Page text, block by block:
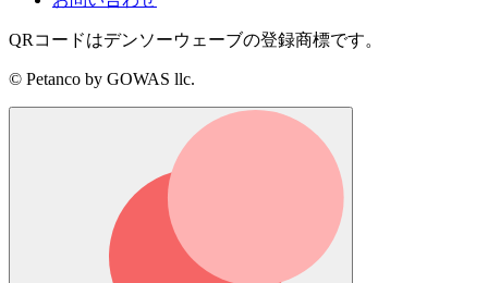
QRコードはデンソーウェーブの登録商標です。
© Petanco by GOWAS llc.